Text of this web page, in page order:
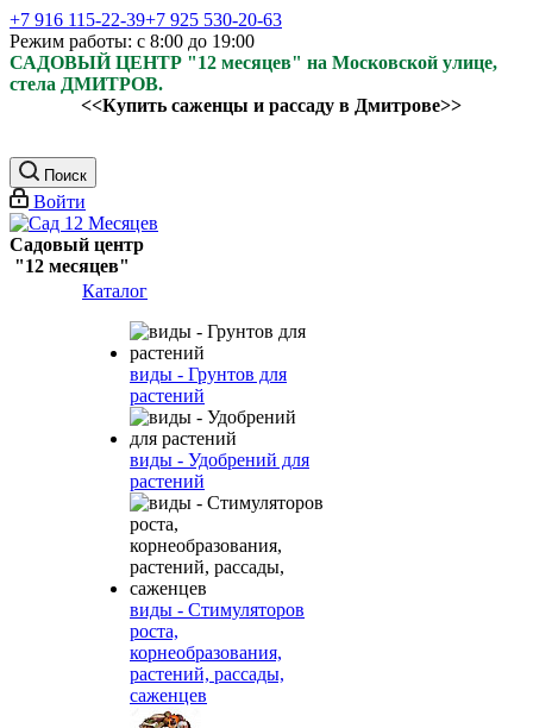
+7 916 115-22-39+7 925 530-20-63
Режим работы: с 8:00 до 19:00
САДОВЫЙ ЦЕНТР "12 месяцев" на Московской улице,
стела ДМИТРОВ.
<<Купить саженцы и рассаду в Дмитрове>>
Поиск
Войти
Садовый центр
"12 месяцев"
Каталог
виды - Грунтов для
растений
виды - Удобрений для
растений
виды - Стимуляторов
роста,
корнеобразования,
растений, рассады,
саженцев